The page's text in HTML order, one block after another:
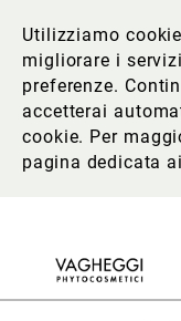
Utilizziamo
migliorare i
preferenze.
accetterai
cookie. Per
pagina dedicata